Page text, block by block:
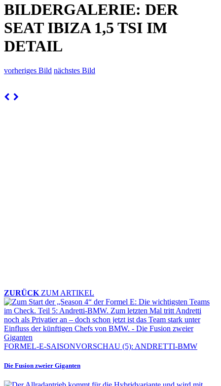
BILDERGALERIE: DER
SEAT IBIZA 1,5 TSI IM
DETAIL
vorheriges Bild nächstes Bild
ZURÜCK ZUM ARTIKEL
FORMEL-E-SAISONVORSCHAU (5): ANDRETTI-BMW
Die Fusion zweier Giganten